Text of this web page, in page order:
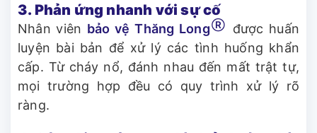
3. Phản ứng nhanh với sự cố
Nhân viên bảo vệ Thăng LongⓇ
được huấn
luyện bài bản để xử lý các tình huống khẩn
cấp. Từ cháy nổ, đánh nhau đến mất trật tự,
mọi trường hợp đều có quy trình xử lý rõ
ràng.